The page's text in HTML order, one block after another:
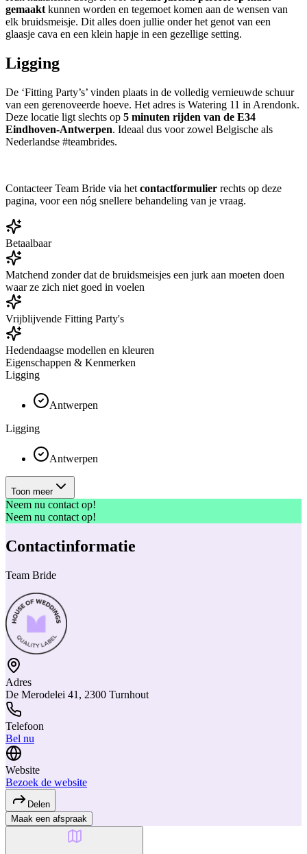
gemaakt kunnen worden en tegemoet komen aan de wensen van
elk bruidsmeisje. Dit alles doen jullie onder het genot van een
glaasje cava en een klein hapje in een gezellige setting.
Ligging
De ‘Fitting Party’s’ vinden plaats in de volledig vernieuwde schuur
van een gerenoveerde hoeve. Het adres is Watering 11 in Arendonk.
Deze locatie ligt slechts op 5 minuten rijden van de E34
Eindhoven-Antwerpen. Ideaal dus voor zowel Belgische als
Nederlandse #teambrides.
Contacteer Team Bride via het contactformulier rechts op deze
pagina, voor een nóg snellere behandeling van je vraag.
Betaalbaar
Matchend zonder dat de bruidsmeisjes een jurk aan moeten doen
waar ze zich niet goed in voelen
Vrijblijvende Fitting Party's
Hedendaagse modellen en kleuren
Eigenschappen & Kenmerken
Ligging
Antwerpen
Ligging
Antwerpen
Toon meer
Neem nu contact op!
Neem nu contact op!
Contactinformatie
Team Bride
Adres
De Merodelei 41, 2300 Turnhout
Telefoon
Bel nu
Website
Bezoek de website
Delen
Maak een afspraak